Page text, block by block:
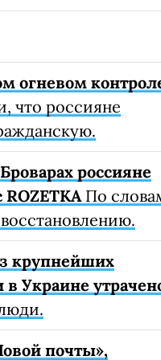
огневом
что россияне
россияне
По
крупнейших
Украине
почты»,